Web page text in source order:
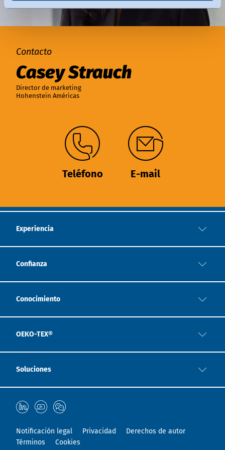
Contacto
Casey Strauch
Director de marketing
Hohenstein Américas
Teléfono E-mail
Experiencia
Confianza
Conocimiento
OEKO-TEX®
Soluciones
Notificación legal Privacidad
Derechos de autor
Términos
Cookies